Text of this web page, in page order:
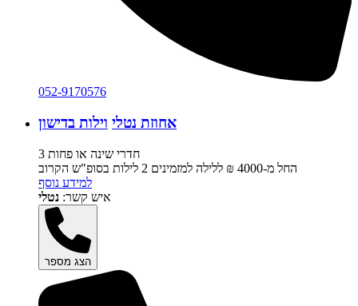
052-9170576
אחוזת נטלי וילות בדישון
3 חדרי שינה או פחות
החל מ-‏4000 ₪ ללילה למזמינים 2 לילות בסופ"ש הקרוב
למידע נוסף
איש קשר: נטלי
הצג מספר